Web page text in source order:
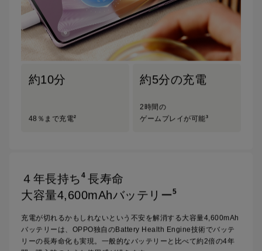
約10分
48％まで充電2
約5分の充電
2時間の
ゲームプレイが可能3
４年長持ち 4 長寿命
大容量4,600mAhバッテリー5
充電が切れるかもしれないという不安を解消する大容量4,600mAh
バッテリーは、OPPO独自のBattery Health Engine技術でバッテ
リーの長寿命化も実現。 一般的なバッテリーと比べて約2倍の4年